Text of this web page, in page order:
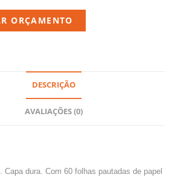
ORÇAMENTO
DESCRIÇÃO
AVALIAÇÕES (0)
Capa dura. Com 60 folhas pautadas de papel